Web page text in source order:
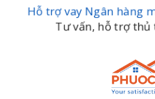
Hỗ trợ vay Ngân hàng
Tư vấn, hỗ trợ thủ